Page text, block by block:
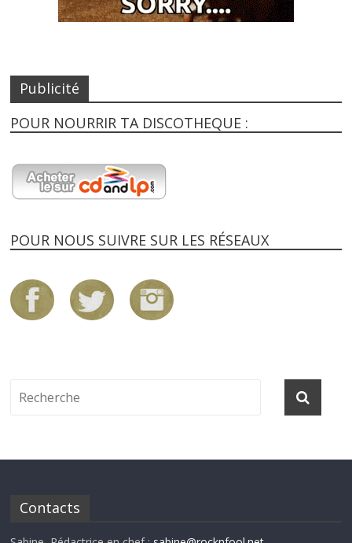
Publicité
POUR NOURRIR TA DISCOTHEQUE :
POUR NOUS SUIVRE SUR LES RÉSEAUX
Contacts